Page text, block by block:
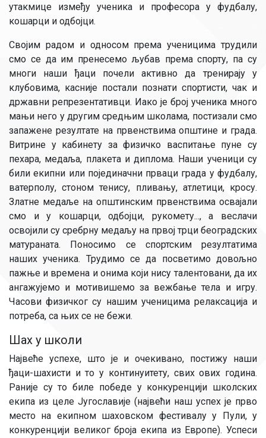
утакмице између ученика и професора у фудбалу,
кошарци и одбојци.
Својим радом и односом према ученицима трудили
смо се да им пренесемо љубав према спорту, па су
многи наши ђаци почели активно да тренирају у
клубовима, касније постали познати спортисти, чак и
државни репрезентативци. Иако је број ученика много
мањи него у другим средњим школама, постизали смо
запажене резултате на првенствима општине и града.
Витрине у кабинету за физичко васпитање пуне су
пехара, медаља, плакета и диплома. Наши ученици су
били екипни или појединачни прваци града у фудбалу,
ватерполу, стоном тенису, пливању, атлетици, кросу.
Златне медаље на општинским првенствима освајали
смо и у кошарци, одбојци, рукомету..., а веслачи
освојили су сребрну медаљу на првој трци београдских
матураната. Поносимо се спортским резултатима
наших ученика. Трудимо се да посветимо довољно
пажње и времена и онима који нису талентовани, да их
ангажујемо и мотивишемо за вежбање тела и игру.
Часови физичког су нашим ученицима релаксација и
потреба, са њих се не бежи.
Шах у школи
Највеће успехе, што је и очекивано, постижу наши
ђаци-шахисти и то у континуитету, свих ових година.
Раније су то биле победе у конкуренцији школских
екипа из целе Југославије (највећи наш успех је прво
место на екипном шаховском фестивалу у Пули, у
конкуренцији великог броја екипа из Европе). Успеси